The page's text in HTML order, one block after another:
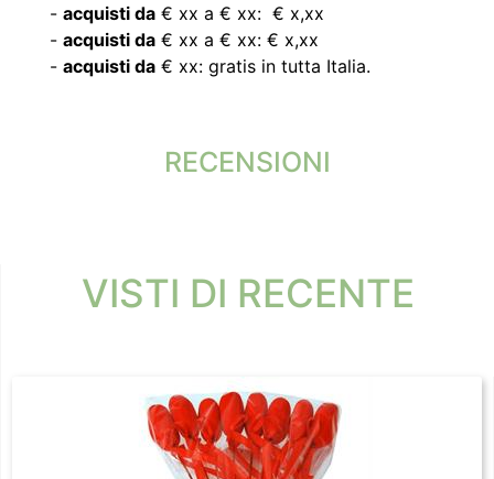
- acquisti da € xx a € xx: € x,xx
- acquisti da € xx a € xx: € x,xx
- acquisti da € xx: gratis in tutta Italia.
RECENSIONI
VISTI DI RECENTE